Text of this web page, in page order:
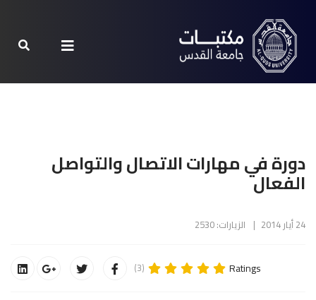
دورة في مهارات الاتصال والتواصل
الفعال
24 أيار 2014 الزيارات: 2530
Ratings
(3)